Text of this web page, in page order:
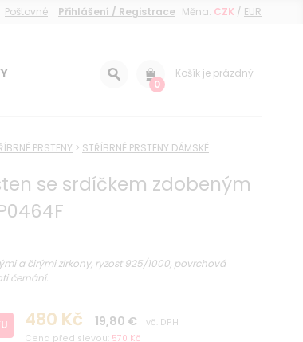
Poštovné Přihlášení / Registrace Měna: CZK / EUR
0
Košík je prázdný
PRSTENY > STŘÍBRNÉ PRSTENY DÁMSKÉ
se srdíčkem zdobeným
a čirými zirkony, ryzost 925/1000, povrchová
černání.
480 Kč 19,80 €
vč. DPH
Cena před slevou: 570 Kč